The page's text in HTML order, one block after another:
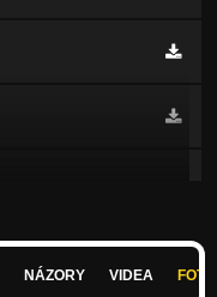
NÁZORY VIDEA